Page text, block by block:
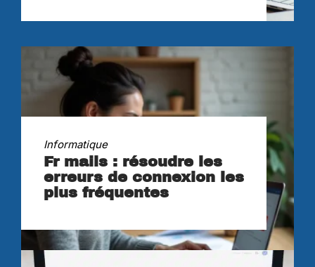
Informatique
Fr mails : résoudre les
erreurs de connexion les
plus fréquentes